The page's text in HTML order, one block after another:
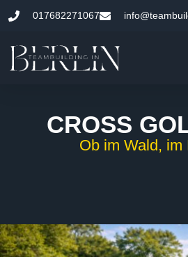
017682271067
CROSS
Ob im Wald,